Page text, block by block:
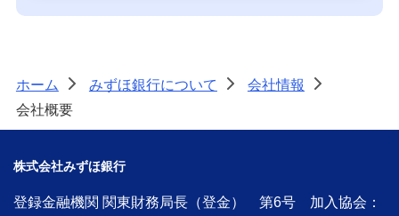
ホーム > みずほ銀行について > 会社情報
>
会社概要
株式会社みずほ銀行
登録金融機関 関東財務局長（登金） 第6号 加入協会：